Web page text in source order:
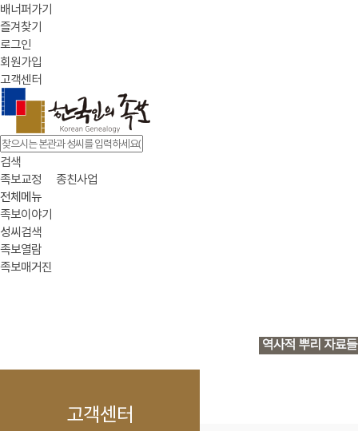
배너퍼가기
즐겨찾기
로그인
회원가입
고객센터
검색
족보교정
종친사업
전체메뉴
족보이야기
성씨검색
족보열람
족보매거진
고객센터